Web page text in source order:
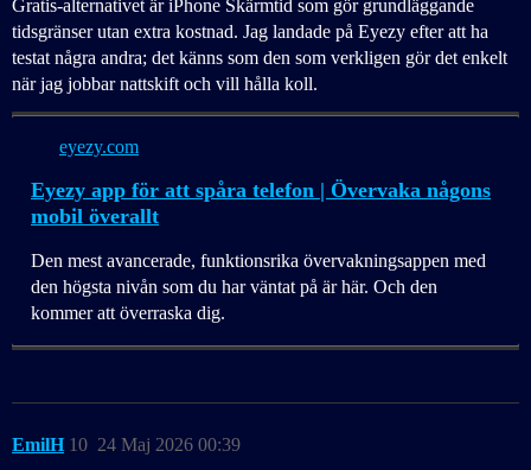
Gratis-alternativet är iPhone Skärmtid som gör grundläggande
tidsgränser utan extra kostnad. Jag landade på Eyezy efter att ha
testat några andra; det känns som den som verkligen gör det enkelt
när jag jobbar nattskift och vill hålla koll.
eyezy.com
Eyezy app för att spåra telefon | Övervaka någons
mobil överallt
Den mest avancerade, funktionsrika övervakningsappen med
den högsta nivån som du har väntat på är här. Och den
kommer att överraska dig.
EmilH 24 Maj 2026 00:39
10